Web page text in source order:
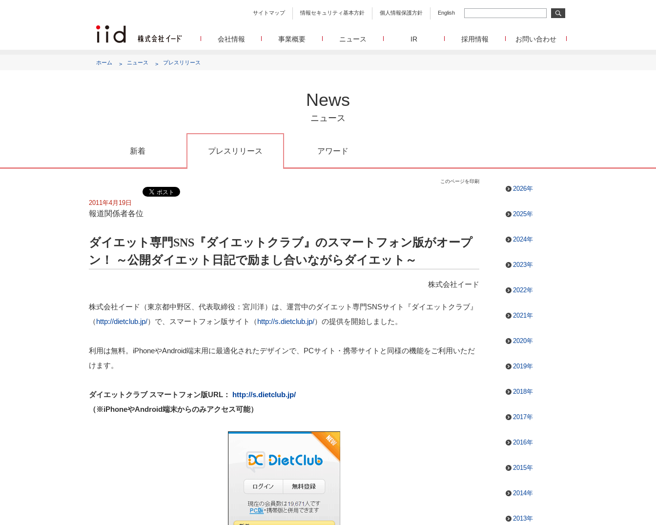
サイトマップ 情報セキュリティ基本方針 個人情報保護方針 English
会社情報
イードのこれまでの歩み
グループ会社 イードのグループ会社のご紹介
アクセス
事業概要
によって、マーケッティングの課題解決を支援します。
EC事業者向けにショップ運営ASPシステムを提供しています。
ニュース IR 採用情報 お問い合わせ
広報、IR、事業提携等に関するお問合せ
ホーム ニュース プレスリリース
News
ニュース
新着 プレスリリース アワード
このページを印刷
2011年4月19日
報道関係者各位
ダイエット専門SNS『ダイエットクラブ』のスマートフォン版がオープ
ン！ ～公開ダイエット日記で励まし合いながらダイエット～
株式会社イード
株式会社イード（東京都中野区、代表取締役：宮川洋）は、運営中のダイエット専門SNSサイト『ダイエットクラブ』
（http://dietclub.jp/）で、スマートフォン版サイト（http://s.dietclub.jp/）の提供を開始しました。
利用は無料。iPhoneやAndroid端末用に最適化されたデザインで、PCサイト・携帯サイトと同様の機能をご利用いただ
けます。
ダイエットクラブ スマートフォン版URL： http://s.dietclub.jp/
（※iPhoneやAndroid端末からのみアクセス可能）
2026年
2025年
2024年
2023年
2022年
2021年
2020年
2019年
2018年
2017年
2016年
2015年
2014年
2013年